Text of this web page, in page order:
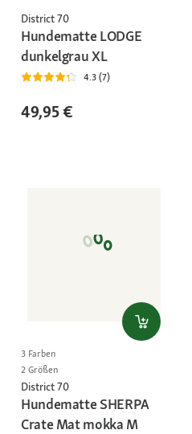
District 70
Hundematte LODGE
dunkelgrau XL
4.3 (7)
49,95 €
3 Farben
2 Größen
District 70
Hundematte SHERPA
Crate Mat mokka M